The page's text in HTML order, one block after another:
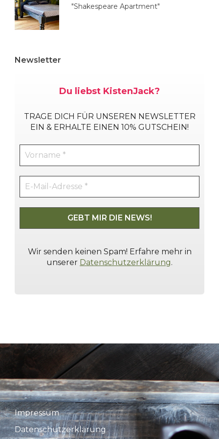
"Shakespeare Apartment"
Newsletter
Du liebst KistenJack?
TRAGE DICH FÜR UNSEREN NEWSLETTER
EIN & ERHALTE EINEN 10% GUTSCHEIN!
Wir senden keinen Spam! Erfahre mehr in
unserer Datenschutzerklärung.
Impressum
Datenschutzerklärung